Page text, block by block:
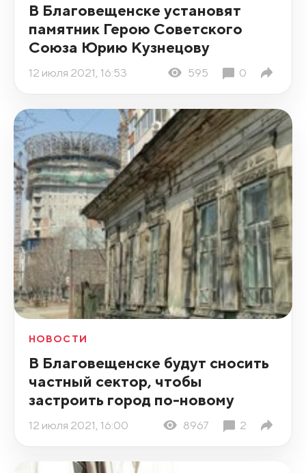
В Благовещенске установят
памятник Герою Советского
Союза Юрию Кузнецову
12 июля 2021, 16:53 595 0
НОВОСТИ
В Благовещенске будут сносить
частный сектор, чтобы
застроить город по-новому
12 июля 2021, 16:00 8967 2